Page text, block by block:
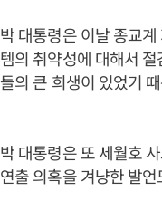
박 대통령은 이날 종교
템의 취약성에 대해서
들의 큰 희생이 있었기
박 대통령은 또 세월호
연출 의혹을 겨냥한 발언